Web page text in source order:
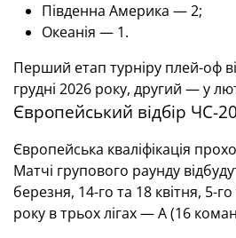
Південна Америка — 2;
Океанія — 1.
Перший етап турніру плей-оф
грудні 2026 року, другий — у
Європейський відбір ЧС-
Європейська кваліфікація
Матчі групового раунду
березня, 14-го та 18 квітня, 5-
року в трьох лігах — А (16